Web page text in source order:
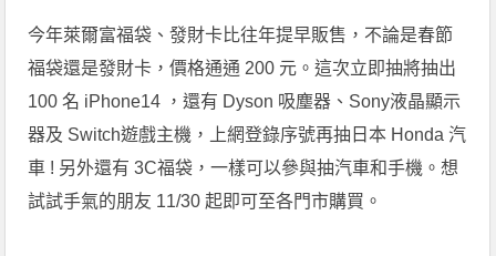
今年萊爾富福袋、發財卡比往年提早販售，不論是春節
福袋還是發財卡，價格通通 200 元。這次立即抽將抽出
100 名 iPhone14 ，還有 Dyson 吸塵器、Sony液晶顯示
器及 Switch遊戲主機，上網登錄序號再抽日本 Honda 汽
車 ! 另外還有 3C福袋，一樣可以參與抽汽車和手機。想
試試手氣的朋友 11/30 起即可至各門市購買。